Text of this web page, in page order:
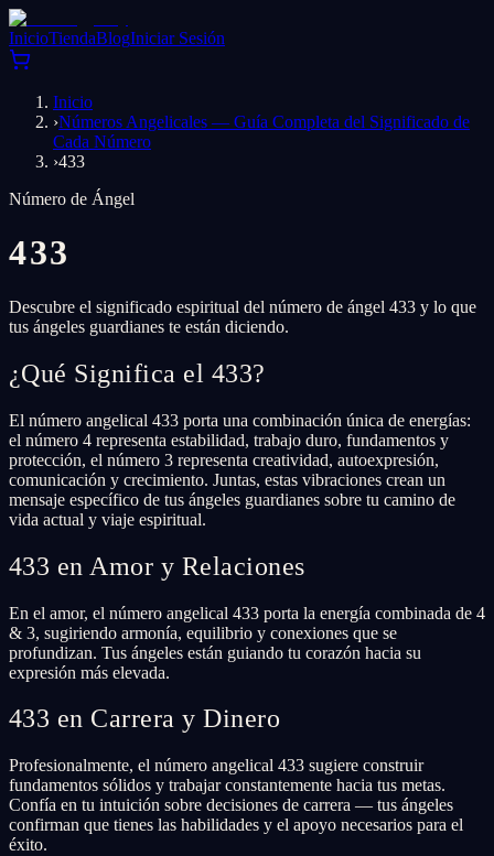
InicioTiendaBlogIniciar Sesión
Inicio
›Números Angelicales — Guía Completa del Significado de
Cada Número
›433
Número de Ángel
433
Descubre el significado espiritual del número de ángel 433 y lo que
tus ángeles guardianes te están diciendo.
¿Qué Significa el 433?
El número angelical 433 porta una combinación única de energías:
el número 4 representa estabilidad, trabajo duro, fundamentos y
protección, el número 3 representa creatividad, autoexpresión,
comunicación y crecimiento. Juntas, estas vibraciones crean un
mensaje específico de tus ángeles guardianes sobre tu camino de
vida actual y viaje espiritual.
433 en Amor y Relaciones
En el amor, el número angelical 433 porta la energía combinada de 4
& 3, sugiriendo armonía, equilibrio y conexiones que se
profundizan. Tus ángeles están guiando tu corazón hacia su
expresión más elevada.
433 en Carrera y Dinero
Profesionalmente, el número angelical 433 sugiere construir
fundamentos sólidos y trabajar constantemente hacia tus metas.
Confía en tu intuición sobre decisiones de carrera — tus ángeles
confirman que tienes las habilidades y el apoyo necesarios para el
éxito.